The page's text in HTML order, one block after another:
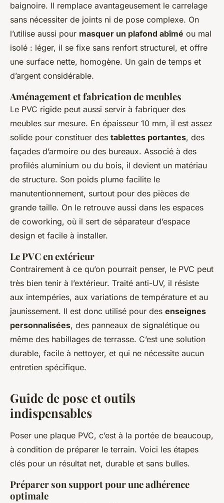
baignoire. Il remplace avantageusement le carrelage
sans nécessiter de joints ni de pose complexe. On
l’utilise aussi pour masquer un plafond abîmé ou mal
isolé : léger, il se fixe sans renfort structurel, et offre
une surface nette, homogène. Un gain de temps et
d’argent considérable.
Aménagement et fabrication de meubles
Le PVC rigide peut aussi servir à fabriquer des
meubles sur mesure. En épaisseur 10 mm, il est assez
solide pour constituer des tablettes portantes, des
façades d’armoire ou des bureaux. Associé à des
profilés aluminium ou du bois, il devient un matériau
de structure. Son poids plume facilite le
manutentionnement, surtout pour des pièces de
grande taille. On le retrouve aussi dans les espaces
de coworking, où il sert de séparateur d’espace
design et facile à installer.
Le PVC en extérieur
Contrairement à ce qu’on pourrait penser, le PVC peut
très bien tenir à l’extérieur. Traité anti-UV, il résiste
aux intempéries, aux variations de température et au
jaunissement. Il est donc utilisé pour des enseignes
personnalisées, des panneaux de signalétique ou
même des habillages de terrasse. C’est une solution
durable, facile à nettoyer, et qui ne nécessite aucun
entretien spécifique.
Guide de pose et outils
indispensables
Poser une plaque PVC, c’est à la portée de beaucoup,
à condition de préparer le terrain. Voici les étapes
clés pour un résultat net, durable et sans bulles.
Préparer son support pour une adhérence
optimale